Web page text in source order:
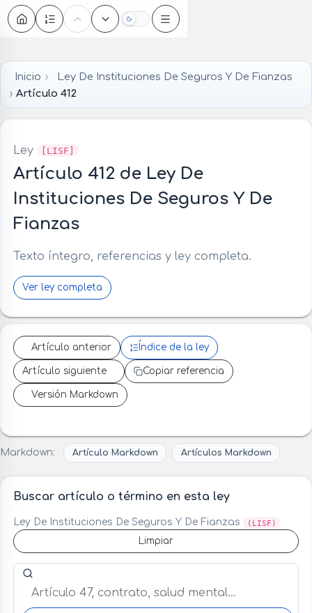
Oscuro
Inicio
Ley De Instituciones De Seguros Y De Fianzas
Artículo 412
Ley [LISF]
Artículo 412 de Ley De
Instituciones De Seguros Y De
Fianzas
Texto íntegro, referencias y ley completa.
Ver ley completa
Artículo anterior Índice de la ley
Artículo siguiente Copiar referencia
Versión Markdown
Markdown: Artículo Markdown Artículos Markdown
Buscar artículo o término en esta ley
Ley De Instituciones De Seguros Y De Fianzas (LISF)
Limpiar
Buscar artículo o término en esta ley